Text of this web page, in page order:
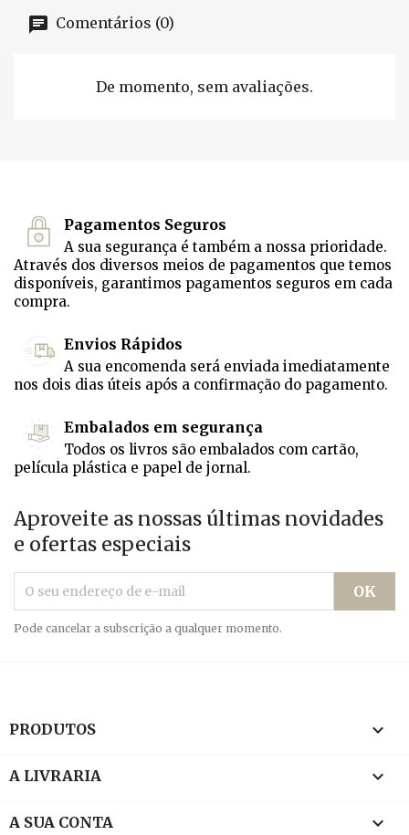
Comentários (0)
De momento, sem avaliações.
Pagamentos Seguros
A sua segurança é também a nossa prioridade.
Através dos diversos meios de pagamentos que temos
disponíveis, garantimos pagamentos seguros em cada
compra.
Envios Rápidos
A sua encomenda será enviada imediatamente
nos dois dias úteis após a confirmação do pagamento.
Embalados em segurança
Todos os livros são embalados com cartão,
película plástica e papel de jornal.
Aproveite as nossas últimas novidades
e ofertas especiais
Pode cancelar a subscrição a qualquer momento.
PRODUTOS 
A LIVRARIA 
A SUA CONTA 